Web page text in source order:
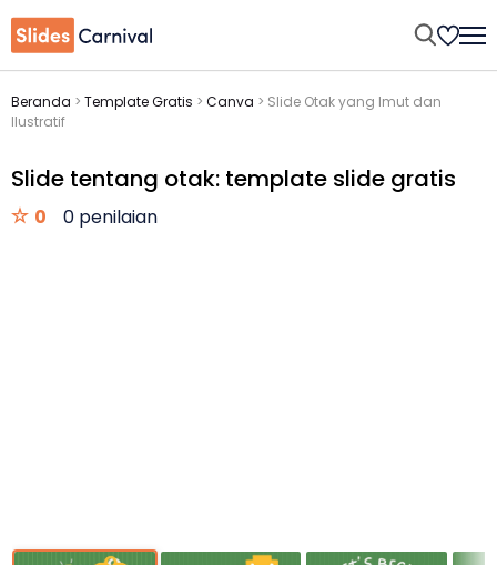
Beranda > Template Gratis > Canva > Slide Otak yang Imut dan
Ilustratif
Slide tentang otak: template slide gratis
0 0 penilaian